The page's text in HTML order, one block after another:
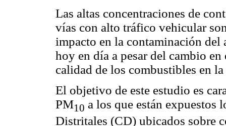
Las altas concentraciones de
vías con alto tráfico vehicular
impacto en la contaminación del
hoy en día a pesar del cambio
calidad de los combustibles en
El objetivo de este estudio es
PM10 a los que están expuestos
Distritales (CD) ubicados sobre